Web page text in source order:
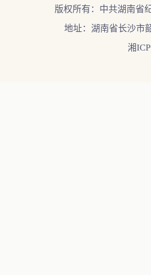
版权所有：中共湖南省
地址：湖南省长沙市
湘